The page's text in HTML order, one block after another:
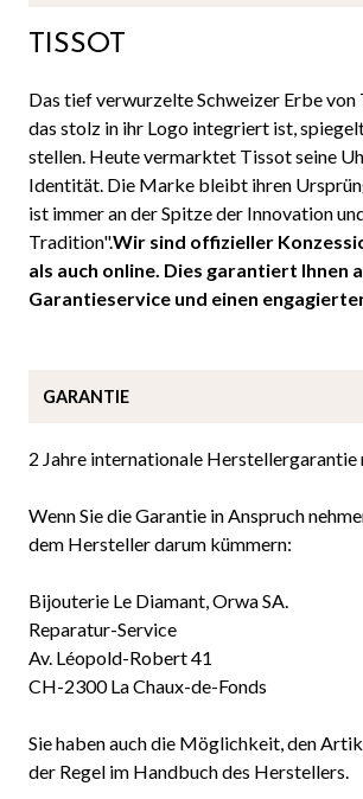
TISSOT
Das tief verwurzelte Schweizer Erbe von
das stolz in ihr Logo integriert ist,
stellen. Heute vermarktet Tissot seine
Identität. Die Marke bleibt ihren
ist immer an der Spitze der Innovation
Tradition".Wir sind offizieller
als auch online. Dies garantiert Ihnen
Garantieservice und einen
2 Jahre internationale
Wenn Sie die Garantie in Anspruch
dem Hersteller darum kümmern:
Bijouterie Le Diamant, Orwa SA.
Reparatur-Service
Av. Léopold-Robert 41
CH-2300 La Chaux-de-Fonds
Sie haben auch die Möglichkeit, den
der Regel im Handbuch des Herstellers.
GARANTIE